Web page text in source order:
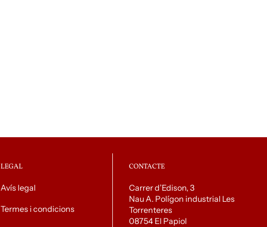
LEGAL
Avís legal
Termes i condicions
CONTACTE
Carrer d’Edison, 3
Nau A. Polígon industrial Les
Torrenteres
08754 El Papiol